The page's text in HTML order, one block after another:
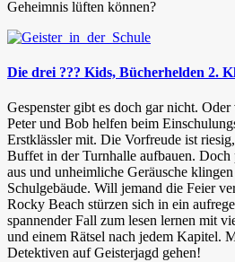
Geheimnis lüften können?
Die drei ??? Kids, Bücherhelden 2.
Gespenster gibt es doch gar nicht.
Peter und Bob helfen beim
Erstklässler mit. Die Vorfreude ist
Buffet in der Turnhalle aufbauen.
aus und unheimliche Geräusche
Schulgebäude. Will jemand die Feier
Rocky Beach stürzen sich in ein
spannender Fall zum lesen lernen mit
und einem Rätsel nach jedem Kapitel.
Detektiven auf Geisterjagd gehen!